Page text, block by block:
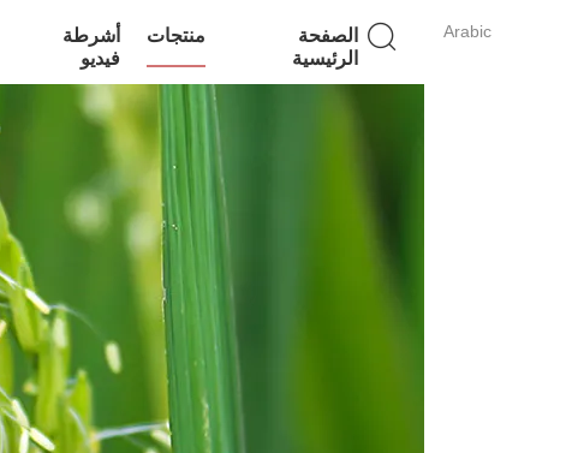
Arabic
الصفحة
الرئيسية
منتجات
أشرطة
فيديو